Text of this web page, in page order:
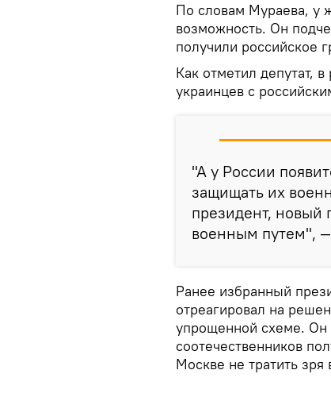
По словам Мураева, у
возможность. Он
получили российское
Как отметил депутат,
украинцев с
"А у России
защищать их
президент, новый
военным путем",
Ранее избранный
отреагировал на
упрощенной схеме. Он
соотечественников
Москве не тратить зря